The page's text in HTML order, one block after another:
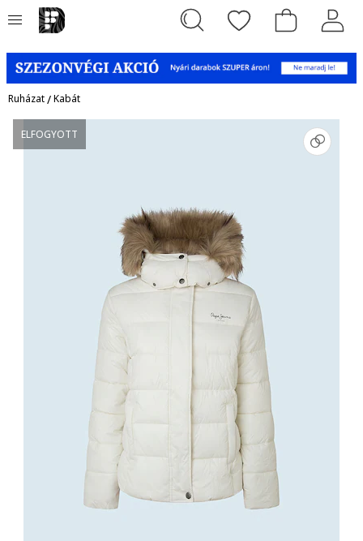
Ruházat/Kabát
ELFOGYOTT